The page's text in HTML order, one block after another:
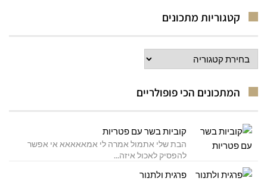
קטגוריות מתכונים
קטגוריות
מתכונים
המתכונים הכי פופולריים
קוביות בשר עם פטריות
הבת שלי אתמול אמרה לי אמאאאאא אי אפשר
להפסיק לאכול איזה...
פרגית ולתנור